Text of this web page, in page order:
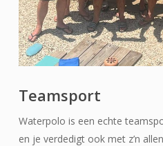
Teamsport
Waterpolo is een echte
en je verdedigt ook met z’n